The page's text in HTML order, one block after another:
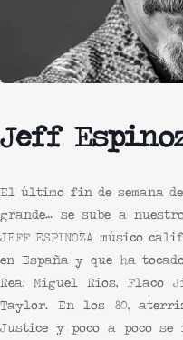
Jeff
El último fin de semana
grande… se sube a
JEFF ESPINOZA músico
en España y que ha
Rea, Miguel Rios, Flaco
Taylor. En los 80,
Justice y poco a poco